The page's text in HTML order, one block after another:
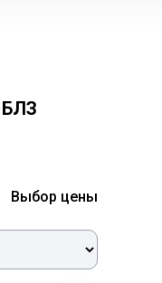
БЛЗ
Выбор цены